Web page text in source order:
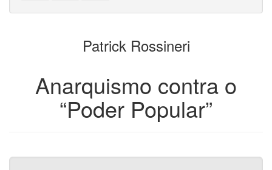
ao
de
livros
para
bookbuilder
Patrick Rossineri
Anarquismo contra o
“Poder Popular”